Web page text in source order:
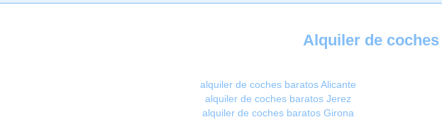
Alquiler de
alquiler de coches baratos Alicante
alquiler de coches baratos Jerez
alquiler de coches baratos Girona